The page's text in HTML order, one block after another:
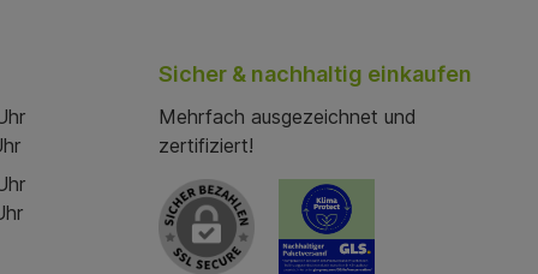
Sicher & nachhaltig einkaufen
Mehrfach ausgezeichnet und
zertifiziert!